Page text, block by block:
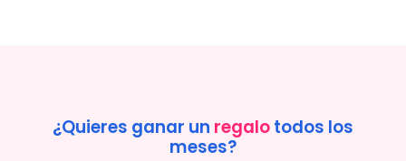
¿Quieres ganar un regalotodos los
meses?